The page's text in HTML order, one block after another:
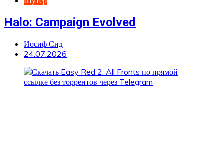
Halo: Campaign Evolved
Иосиф Сид
24.07.2026